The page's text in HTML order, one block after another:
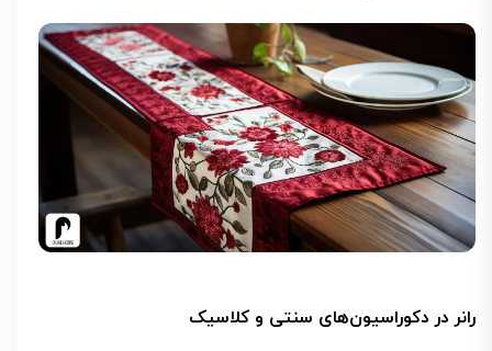
رانر در دکوراسیون‌های سنتی و کلاسیک